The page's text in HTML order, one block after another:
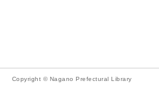
Copyright © Nagano Prefectural Library